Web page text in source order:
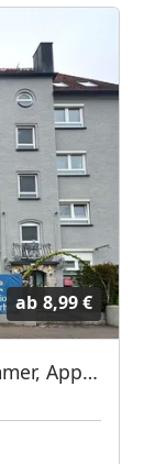
ab 8,99 €
Pension Linderhof Augsburg*Zimmer, Appartement´s, Wohnungen*